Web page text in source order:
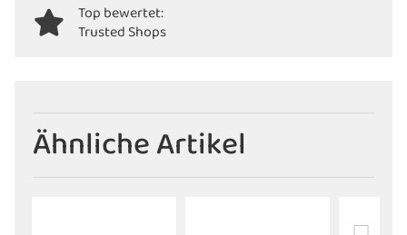
Top bewertet:
Trusted Shops
Ähnliche Artikel